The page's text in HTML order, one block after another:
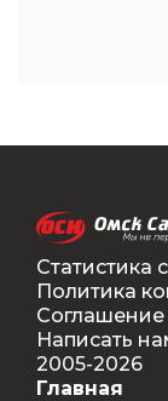
Статистика
Политика
Написать
2005-2026
Главная